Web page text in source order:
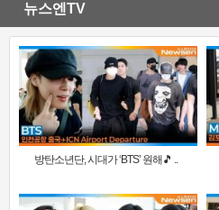
뉴스엔TV
방탄소년단, 시대가 ‘BTS’ 원해🎵 ..